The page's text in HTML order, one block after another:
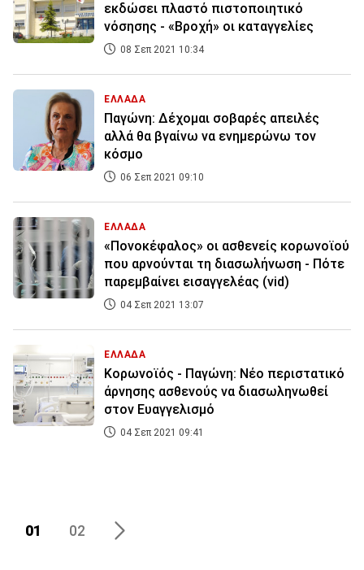
εκδώσει πλαστό πιστοποιητικό
νόσησης - «Βροχή» οι καταγγελίες
08 Σεπ 2021 10:34
ΕΛΛΑΔΑ
Παγώνη: Δέχομαι σοβαρές απειλές
αλλά θα βγαίνω να ενημερώνω τον
κόσμο
06 Σεπ 2021 09:10
ΕΛΛΑΔΑ
«Πονοκέφαλος» οι ασθενείς κορωνοϊού
που αρνούνται τη διασωλήνωση - Πότε
παρεμβαίνει εισαγγελέας (vid)
04 Σεπ 2021 13:07
ΕΛΛΑΔΑ
Κορωνοϊός - Παγώνη: Νέο περιστατικό
άρνησης ασθενούς να διασωληνωθεί
στον Ευαγγελισμό
04 Σεπ 2021 09:41
01 02